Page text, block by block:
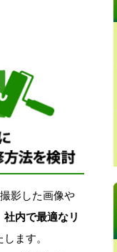
影した画像や
社内で最適なリ
ます。